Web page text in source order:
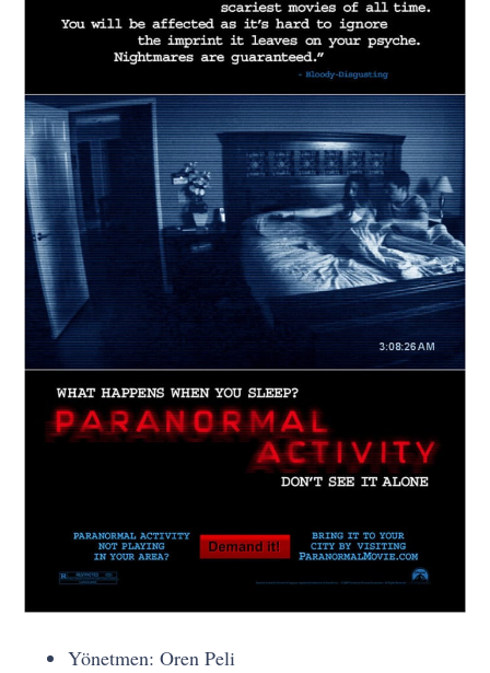
Yönetmen: Oren Peli